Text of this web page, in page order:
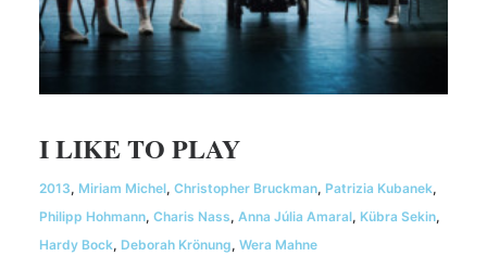
I LIKE TO PLAY
2013, Miriam Michel, Christopher Bruckman, Patrizia Kubanek,
Philipp Hohmann, Charis Nass, Anna Júlia Amaral, Kübra Sekin,
Hardy Bock, Deborah Krönung, Wera Mahne